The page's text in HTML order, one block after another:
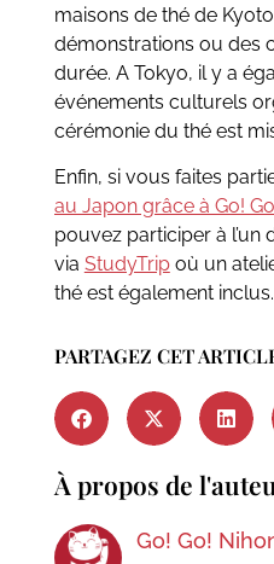
maisons de thé de
démonstrations ou des
durée. A Tokyo, il y a
événements culturels
cérémonie du thé est
Enfin, si vous faites
au Japon grâce à Go!
pouvez participer à
via StudyTripoù un
thé est également inclus.
PARTAGEZ CET
À propos de
Go! Go!